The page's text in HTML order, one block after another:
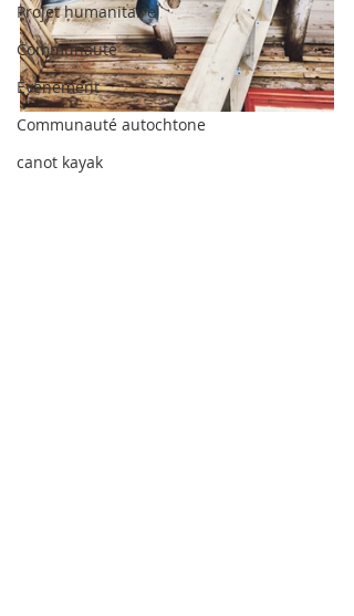
Projet humanitaire
Communauté
Évènement
Communauté autochtone
canot kayak